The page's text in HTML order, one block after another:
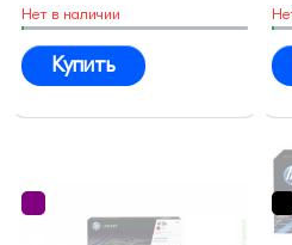
Нет в наличии
Купить